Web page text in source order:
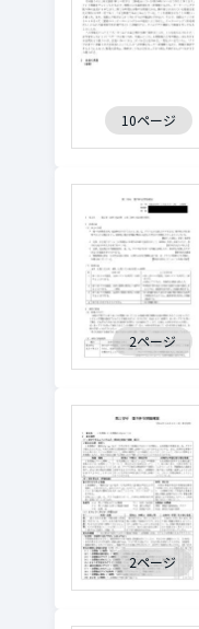
10ページ
2ページ
2ページ